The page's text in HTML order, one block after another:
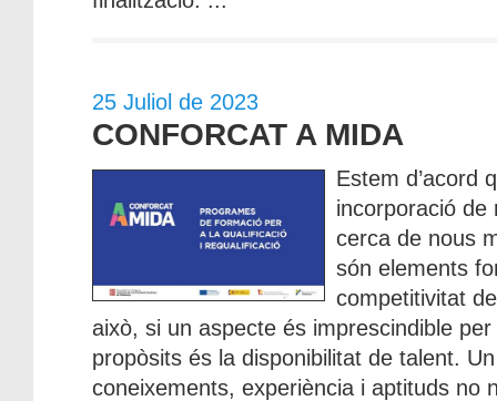
25 Juliol de 2023
CONFORCAT A MIDA
Estem d’acord
incorporació de
cerca de nous
són elements
competitivitat
això, si un aspecte és imprescindible
propòsits és la disponibilitat de talent.
coneixements, experiència i aptituds no